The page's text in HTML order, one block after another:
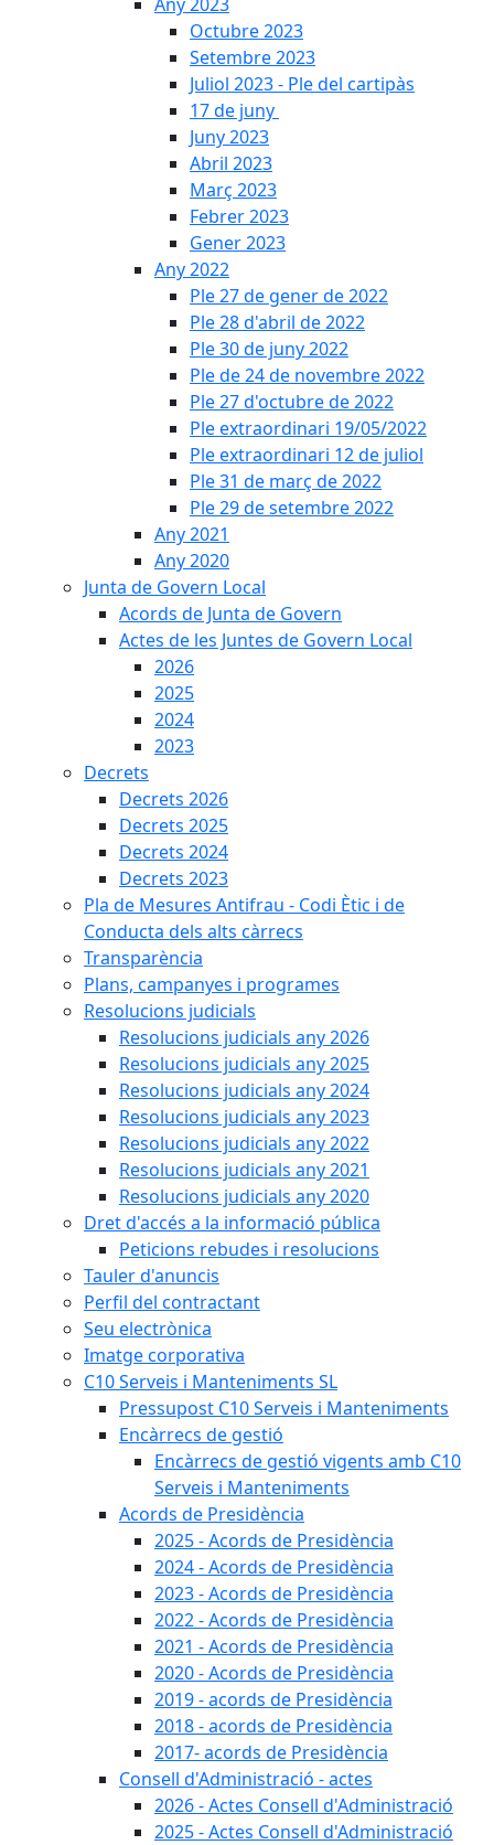
Octubre 2023
Setembre 2023
Juliol 2023 - Ple del cartipàs
17 de juny
Juny 2023
Abril 2023
Març 2023
Febrer 2023
Gener 2023
Any 2022
Ple 27 de gener de 2022
Ple 28 d'abril de 2022
Ple 30 de juny 2022
Ple de 24 de novembre 2022
Ple 27 d'octubre de 2022
Ple extraordinari 19/05/2022
Ple extraordinari 12 de juliol
Ple 31 de març de 2022
Ple 29 de setembre 2022
Any 2021
Any 2020
Junta de Govern Local
Acords de Junta de Govern
Actes de les Juntes de Govern Local
2026
2025
2024
2023
Decrets
Decrets 2026
Decrets 2025
Decrets 2024
Decrets 2023
Pla de Mesures Antifrau - Codi Ètic i de
Conducta dels alts càrrecs
Transparència
Plans, campanyes i programes
Resolucions judicials
Resolucions judicials any 2026
Resolucions judicials any 2025
Resolucions judicials any 2024
Resolucions judicials any 2023
Resolucions judicials any 2022
Resolucions judicials any 2021
Resolucions judicials any 2020
Dret d'accés a la informació pública
Peticions rebudes i resolucions
Tauler d'anuncis
Perfil del contractant
Seu electrònica
Imatge corporativa
C10 Serveis i Manteniments SL
Pressupost C10 Serveis i Manteniments
Encàrrecs de gestió
Encàrrecs de gestió vigents amb C10
Serveis i Manteniments
Acords de Presidència
2025 - Acords de Presidència
2024 - Acords de Presidència
2023 - Acords de Presidència
2022 - Acords de Presidència
2021 - Acords de Presidència
2020 - Acords de Presidència
2019 - acords de Presidència
2018 - acords de Presidència
2017- acords de Presidència
Consell d'Administració - actes
2026 - Actes Consell d'Administració
2025 - Actes Consell d'Administració